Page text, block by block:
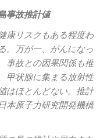
事故推計値
康リスクもある程度わ
。万が一、がんになっ
事故との因果関係も推
甲状腺に集まる放射性
はほとんどない。推計
本原子力研究開発機構